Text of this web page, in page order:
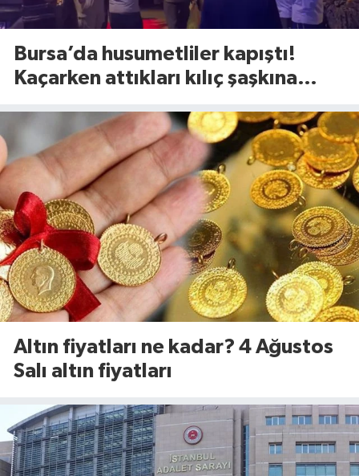
Bursa’da husumetliler kapıştı!
Kaçarken attıkları kılıç şaşkına
Altın fiyatları ne kadar? 4 Ağustos
Salı altın fiyatları